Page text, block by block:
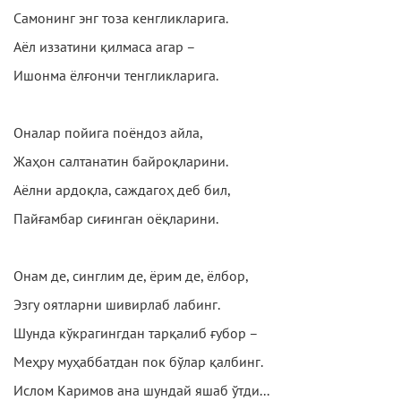
Самонинг энг тоза кенгликларига.
Аёл иззатини қилмаса агар –
Ишонма ёлғончи тенгликларига.
Оналар пойига поёндоз айла,
Жаҳон салтанатин байроқларини.
Аёлни ардоқла, саждагоҳ деб бил,
Пайғамбар сиғинган оёқларини.
Онам де, синглим де, ёрим де, ёлбор,
Эзгу оятларни шивирлаб лабинг.
Шунда кўкрагингдан тарқалиб ғубор –
Меҳру муҳаббатдан пок бўлар қалбинг.
Ислом Каримов ана шундай яшаб ўтди...